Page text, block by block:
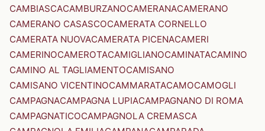
CAMBIASCACAMBURZANOCAMERANACAMERANO
CAMERANO CASASCOCAMERATA CORNELLO
CAMERATA NUOVACAMERATA PICENACAMERI
CAMERINOCAMEROTACAMIGLIANOCAMINATACAMINO
CAMINO AL TAGLIAMENTOCAMISANO
CAMISANO VICENTINOCAMMARATACAMOCAMOGLI
CAMPAGNACAMPAGNA LUPIACAMPAGNANO DI ROMA
CAMPAGNATICOCAMPAGNOLA CREMASCA